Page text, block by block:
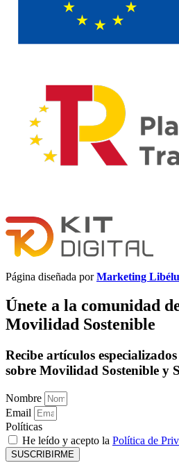
Página diseñada porMarketing
Únete a la comunidad
Movilidad Sostenible
Recibe artículos
sobre Movilidad Sostenible y
Nombre
Email
Políticas
He leído y acepto la Política de
SUSCRIBIRME